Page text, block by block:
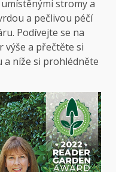
stromy a
a pečlivou péčí
Podívejte se na
výše a přečtěte si
níže si prohlédněte